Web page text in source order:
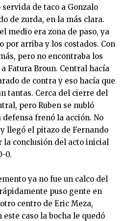
de taco a Gonzalo
de zurda, en la más clara.
medio era zona de paso, ya
por arriba y los costados. Con
pero no encontraba los
Fatura Broun. Central hacía
de contra y eso hacía que
tantas. Cerca del cierre del
pero Ruben se nubló
defensa frenó la acción. No
llegó el pitazo de Fernando
la conclusión del acto inicial
0.
ya no fue un calco del
puso gente en
centro de Eric Meza,
caso la bocha le quedó